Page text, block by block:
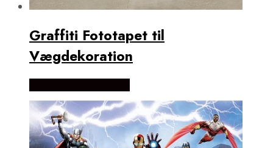
Graffiti Fototapet til
Vægdekoration